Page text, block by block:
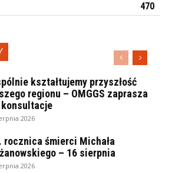
470
kształtujemy przyszłość
regionu – OMGGS zaprasza
konsultacje
2026
rocznica śmierci Michała
– 16 sierpnia
2026